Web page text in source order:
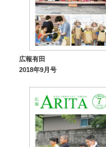
広報有田
2018年9月号